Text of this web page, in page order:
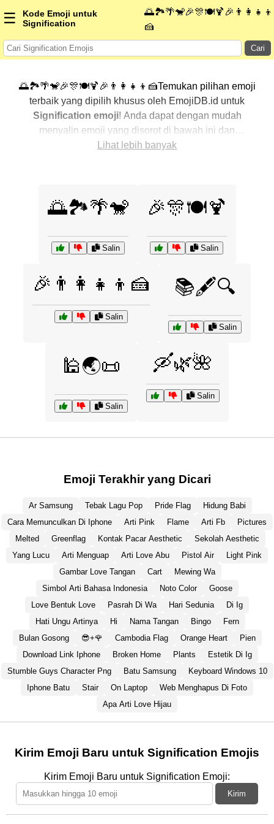
☰
Kode Emoji untuk
Signification
🌅🏞️🌴🐒🎉🎊🍽️🍹🎉👨‍👩‍👧‍👦
🍰
Cari
🌅🏞️🌴🐒🎉🎊🍽️🍹🎉👨‍👩‍👧‍👦🍰Temukan pilihan emoji
terbaik yang dipilih khusus oleh EmojiDB.id untuk
Signification emoji! Anda dapat dengan mudah
menyalin emoji yang disorot di bawah ini dan
menggunakannya di percakapan Anda untuk
pilihan? Jelajahi kategori lainnya untuk menemukan cara
Signification dengan
Lihat lebih banyak
🌅🏞️🌴🐒
Salin
🎉🎊🍽️🍹
Salin
🎉👨‍👩‍👧‍👦🍰
Salin
📚🖋️🔍
Salin
🕌🌏📜
Salin
🛶🌿🌺
Salin
Emoji Terakhir yang Dicari
Ar Samsung Tebak Lagu Pop Pride Flag
Hidung Babi
Cara Memunculkan Di Iphone
Arti Pink Flame Arti Fb
Pictures
Melted
Greenflag Kontak Pacar Aesthetic
Sekolah Aesthetic
Yang Lucu
Arti Menguap Arti Love Abu Pistol Air
Light Pink
Gambar Love Tangan
Cart
Mewing Wa
Simbol Arti Bahasa Indonesia
Noto Color
Goose
Love Bentuk Love
Pasrah Di Wa Hari Sedunia
Di Ig
Hati Ungu Artinya
Hi Nama Tangan Bingo
Fern
Bulan Gosong
😎+🌹 Cambodia Flag Orange Heart
Pien
Download Link Iphone
Broken Home Plants
Estetik Di Ig
Stumble Guys Character Png
Batu Samsung
Keyboard Windows 10
Iphone Batu
Stair On Laptop
Web Menghapus Di Foto
Apa Arti Love Hijau
Kirim Emoji Baru untuk Signification Emojis
Kirim Emoji Baru untuk Signification Emoji:
Kirim